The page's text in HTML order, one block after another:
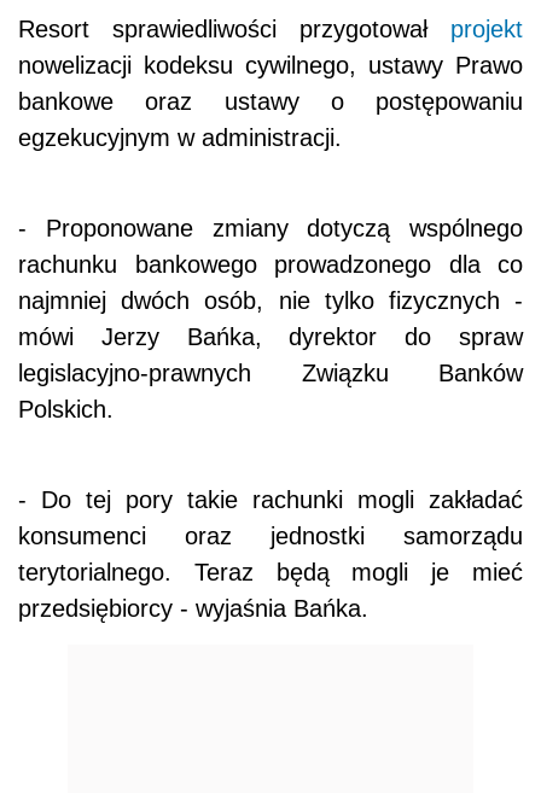
Resort sprawiedliwości przygotował projekt
nowelizacji kodeksu cywilnego, ustawy Prawo
bankowe oraz ustawy o postępowaniu
egzekucyjnym w administracji.
- Proponowane zmiany dotyczą wspólnego
rachunku bankowego prowadzonego dla co
najmniej dwóch osób, nie tylko fizycznych -
mówi Jerzy Bańka, dyrektor do spraw
legislacyjno-prawnych Związku Banków
Polskich.
- Do tej pory takie rachunki mogli zakładać
konsumenci oraz jednostki samorządu
terytorialnego. Teraz będą mogli je mieć
przedsiębiorcy - wyjaśnia Bańka.